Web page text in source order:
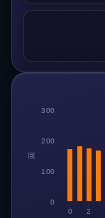
回
0 2
0
100
200
300